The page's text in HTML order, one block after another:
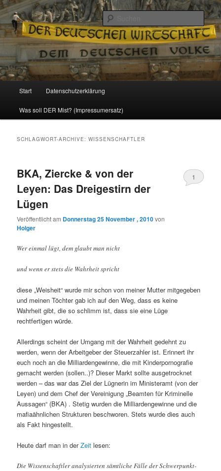
Reizzentrum
Politik, Wirtschaft, Soziales und Gesellschaft
Zum
Inhalt
Zum
sekundären
Start Datenschutzerklärung
Was soll DER Mist? (Impressumersatz)
SCHLAGWORT-ARCHIVE:WISSENSCHAFTLER
BKA, Ziercke & von der
Leyen: Das Dreigestirn der
Lügen
Veröffentlicht am Donnerstag 25 November , 2010von
Holger
1
Wer einmal lügt, dem glaubt man nicht
und wenn er stets die Wahrheit spricht
diese „Weisheit“ wurde mir schon von meiner Mutter mitgegeben
und meinen Töchter gab ich auf den Weg, dass es keine
Wahrheit gibt, die so schlimm ist, dass sie eine Lüge
rechtfertigen würde.
Allerdings scheint der Umgang mit der Wahrheit gedehnt zu
werden, wenn der Arbeitgeber der Steuerzahler ist. Erinnert ihr
euch noch an die Milliardengewinne, die mit Kinderpornografie
gemacht werden (sollen..)? Dieser Markt sollte ausgetrocknet
werden – das war das Ziel der Lügnerin im Ministeramt (von der
Leyen) und dem Chef der Vereinigung „Beamten für Kriminelle
Aussagen“ (BKA) . Stetig wurden die Milliardengewinne und die
mafiaähnlichen Strukturen beschworen. Stets wurde dies auch
als Fakt hingestellt.
Heute darf man in derZeit lesen:
Die Wissenschaftler analysierten sämtliche Fälle der Schwerpunkt-